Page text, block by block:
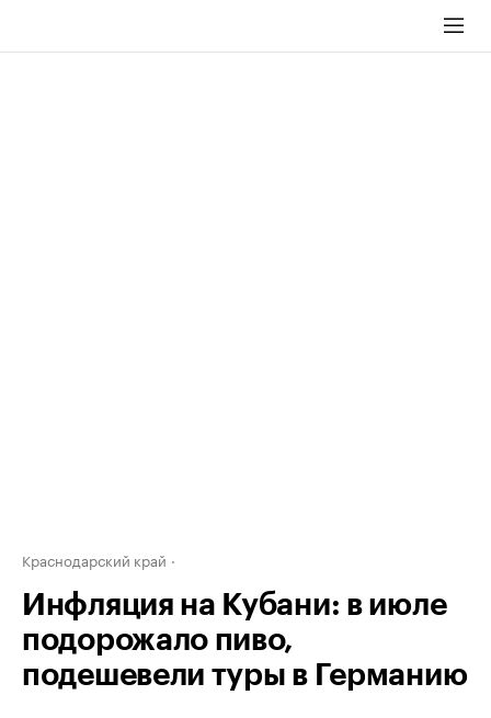
Краснодарский край
Инфляция на Кубани: в июле
подорожало пиво,
подешевели туры в Германию